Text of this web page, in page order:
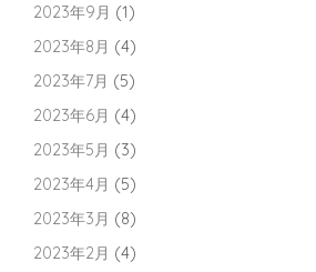
2023年9月 (1)
2023年8月 (4)
2023年7月 (5)
2023年6月 (4)
2023年5月 (3)
2023年4月 (5)
2023年3月 (8)
2023年2月 (4)